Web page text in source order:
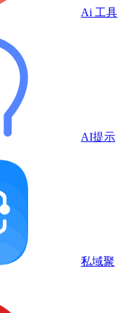
Ai 工具
AI提示
私域聚